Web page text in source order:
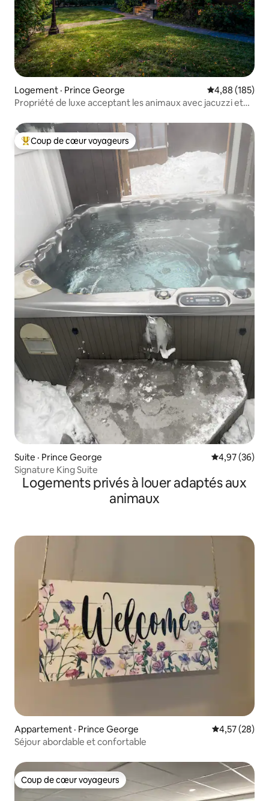
Logement · Prince George Note
4,88 (185)
Propriété de luxe acceptant les animaux avec jacuzzi et
Coup de cœur voyageurs parmi les plus aimés
Coup de cœur voyageurs
Suite · Prince George Note
4,97 (36)
Signature King Suite
Logements privés à louer adaptés aux
animaux
Appartement · Prince George Note
4,57 (28)
Séjour abordable et confortable
Coup de cœur voyageurs
Coup de cœur voyageurs